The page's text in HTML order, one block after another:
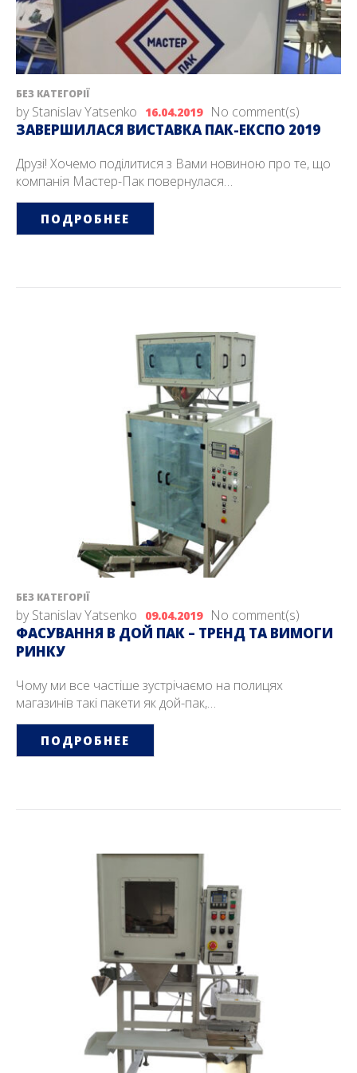
БЕЗ КАТЕГОРІЇ
byStanislav Yatsenko 16.04.2019 No comment(s)
ЗАВЕРШИЛАСЯ ВИСТАВКА ПАК-ЕКСПО 2019
Друзі! Хочемо поділитися з Вами новиною про те, що
компанія Мастер-Пак повернулася…
ПОДРОБНЕЕ
БЕЗ КАТЕГОРІЇ
byStanislav Yatsenko 09.04.2019 No comment(s)
ФАСУВАННЯ В ДОЙ ПАК – ТРЕНД ТА ВИМОГИ
РИНКУ
Чому ми все частіше зустрічаємо на полицях
магазинів такі пакети як дой-пак,…
ПОДРОБНЕЕ